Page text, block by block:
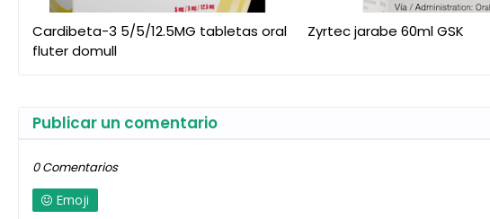
Cardibeta-3 5/5/12.5MG tabletas oral
fluter domull
Zyrtec jarabe 60ml GSK
Publicar un comentario
0 Comentarios
Emoji